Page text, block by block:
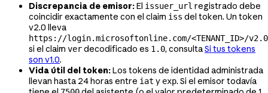
Discrepancia de emisor:El issuer_url registrado debe
coincidir exactamente con el claim iss del token. Un token
v2.0 lleva
https://login.microsoftonline.com/<TENANT_ID>/v2.0
si el claim verdecodificado es 1.0, consultaSi tus tokens
son v1.0.
Vida útil del token:Los tokens de identidad administrada
llevan hasta 24 horas entre iat y exp. Si el emisor todavía